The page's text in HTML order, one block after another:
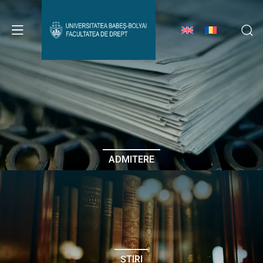
Avizier Studenți
Studii
Admitere
Erasmus & Internațional
Despre Facultate
ADMITERE
ȘTIRI